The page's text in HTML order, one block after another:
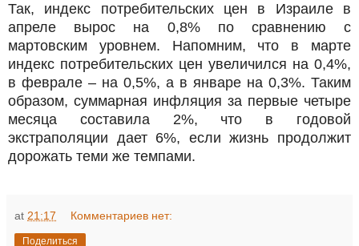
Так, индекс потребительских цен в Израиле в
апреле вырос на 0,8% по сравнению с
мартовским уровнем. Напомним, что в марте
индекс потребительских цен увеличился на 0,4%,
в феврале – на 0,5%, а в январе на 0,3%. Таким
образом, суммарная инфляция за первые четыре
месяца составила 2%, что в годовой
экстраполяции дает 6%, если жизнь продолжит
дорожать теми же темпами.
at 21:17 Комментариев нет:
Поделиться